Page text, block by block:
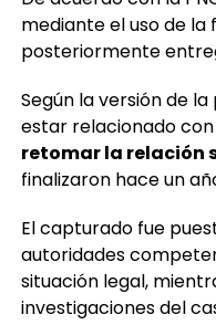
mediante el uso de la
posteriormente
Según la versión de
estar relacionado
retomar la relación
finalizaron hace un
El capturado fue
autoridades
situación legal,
investigaciones del